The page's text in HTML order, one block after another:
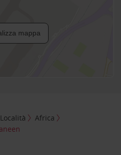
mappa
Località
Africa